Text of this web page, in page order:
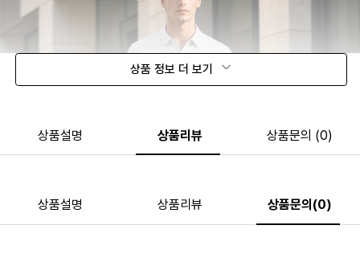
상품 정보 더 보기
상품설명 상품리뷰 상품문의 (0)
상품설명 상품리뷰 상품문의(0)